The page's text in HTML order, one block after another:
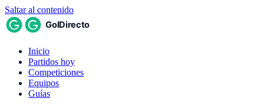
Saltar al contenido
Inicio
Partidos hoy
Competiciones
Equipos
Guías